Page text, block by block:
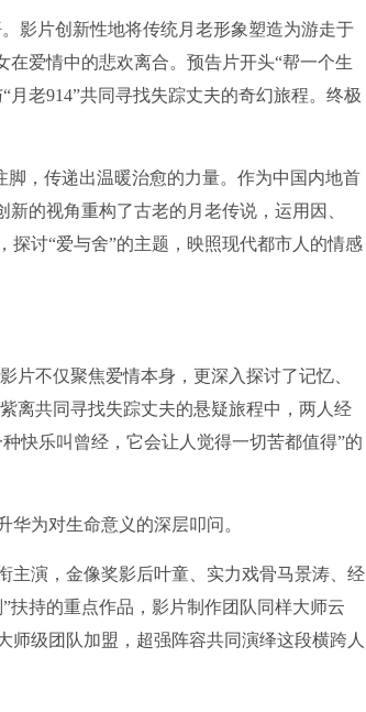
影片创新性地将传统月老形象塑造为游走于
爱情中的悲欢离合。预告片开头“帮一个生
老914”共同寻找失踪丈夫的奇幻旅程。终极
脚，传递出温暖治愈的力量。作为中国内地首
的视角重构了古老的月老传说，运用因、
讨“爱与舍”的主题，映照现代都市人的情感
影片不仅聚焦爱情本身 ，更深入探讨了记忆、
离共同寻找失踪丈夫的悬疑旅程中，两人经
快乐叫曾经， 它会让人觉得一切苦都值得”的
为对生命意义的深层叩问。
主演，金像奖影后叶童、实力戏骨马景涛、经
扶持的重点作品，影片制作团队同样大师云
级团队加盟，超强阵容共同演绎这段横跨人